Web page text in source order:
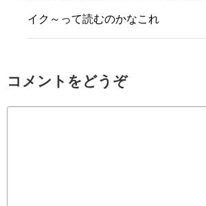
イク～って読むのかなこれ
コメントをどうぞ